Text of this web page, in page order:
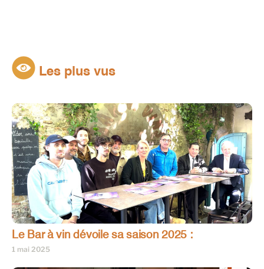
Les plus vus
Le Bar à vin dévoile sa saison 2025 :
1 mai 2025